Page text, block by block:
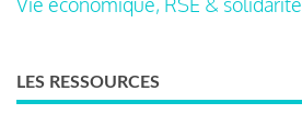
LES RESSOURCES